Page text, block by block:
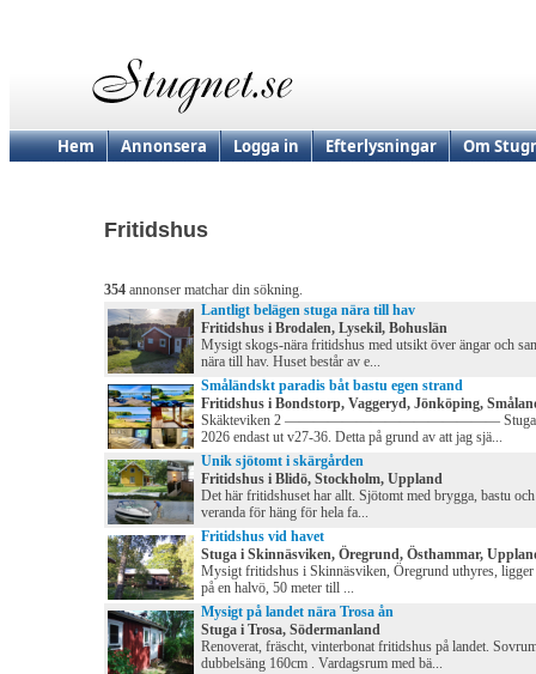
Hem Annonsera Logga in Efterlysningar Om
Fritidshus
354 annonser matchar din sökning.
Lantligt belägen stuga nära till hav
Fritidshus i Brodalen, Lysekil, Bohuslän
Mysigt skogs-nära fritidshus med utsikt över ängar och
nära till hav. Huset består av e...
Småländskt paradis båt bastu egen strand
Fritidshus i Bondstorp, Vaggeryd, Jönköping,
Skäkteviken 2 ——————————————— Stugan
2026 endast ut v27-36. Detta på grund av att jag sjä...
Unik sjötomt i skärgården
Fritidshus i Blidö, Stockholm, Uppland
Det här fritidshuset har allt. Sjötomt med brygga, bastu
veranda för häng för hela fa...
Fritidshus vid havet
Stuga i Skinnäsviken, Öregrund, Östhammar,
Mysigt fritidshus i Skinnäsviken, Öregrund uthyres,
på en halvö, 50 meter till ...
Mysigt på landet nära Trosa ån
Stuga i Trosa, Södermanland
Renoverat, fräscht, vinterbonat fritidshus på landet.
dubbelsäng 160cm . Vardagsrum med bä...